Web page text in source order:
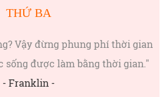
THỨ BA
Vậy đừng phung phí thời gian
sống được làm bằng thời gian."
- Franklin -